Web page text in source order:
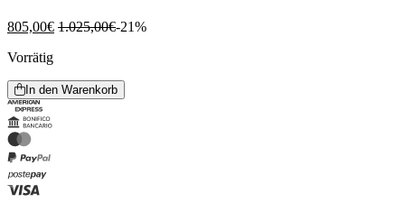
805,00€ 1.025,00€-21%
Vorrätig
In den Warenkorb